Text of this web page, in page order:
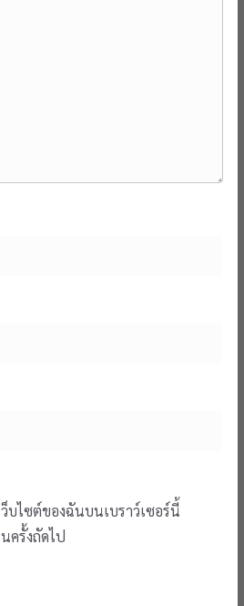
บไซต์ของฉันบนเบราว์เซอร์นี้
ครั้งถัดไป